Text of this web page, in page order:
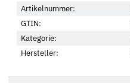
Artikelnummer:
GTIN:
Kategorie:
Hersteller: